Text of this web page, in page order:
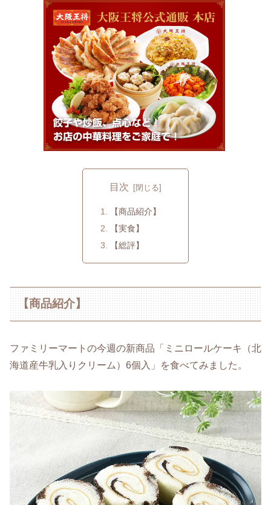
目次
【商品紹介】
【実食】
【総評】
【商品紹介】
ファミリーマートの今週の新商品「ミニロールケーキ（北
海道産牛乳入りクリーム）6個入」を食べてみました。